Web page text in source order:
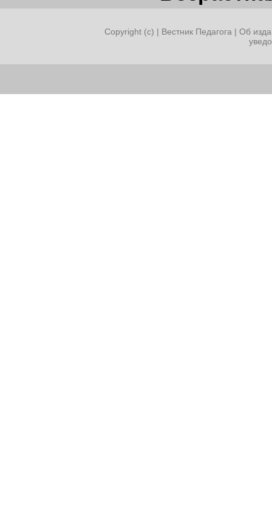
Copyright (c) | Вестник Педагога | Об